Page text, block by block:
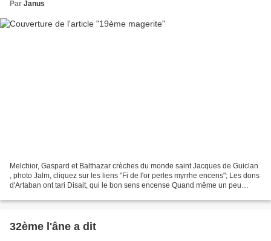
Par Janus
Melchior, Gaspard et Balthazar crèches du monde saint Jacques de Guiclan
, photo Jalm, cliquez sur les liens "Fi de l'or perles myrrhe encens"; Les dons
d'Artaban ont tari Disait, qui le bon sens encense Quand même un peu
32ème l'âne a dit